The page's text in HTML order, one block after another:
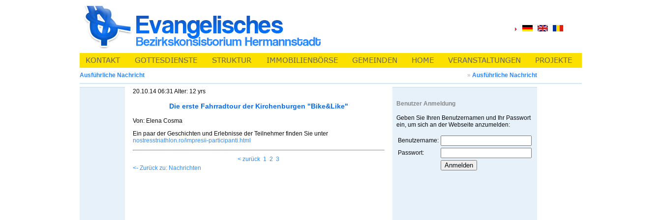
Ausführliche Nachricht » Ausführliche Nachricht
20.10.14 06:31 Alter: 12 yrs
Die erste Fahrradtour der Kirchenburgen "Bike&Like"
Von: Elena Cosma
Ein paar der Geschichten und Erlebnisse der Teilnehmer finden Sie unter
nostresstriathlon.ro/impresii-participanti.html
< zurück 1 2 3
<- Zurück zu: Nachrichten
Benutzer Anmeldung
Geben Sie Ihren Benutzernamen und Ihr Passwort
ein, um sich an der Webseite anzumelden:
Benutzername:
Passwort: